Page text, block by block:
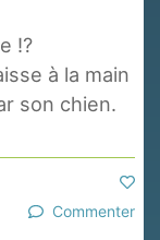
⁉️
à la main
son chien.
Commenter